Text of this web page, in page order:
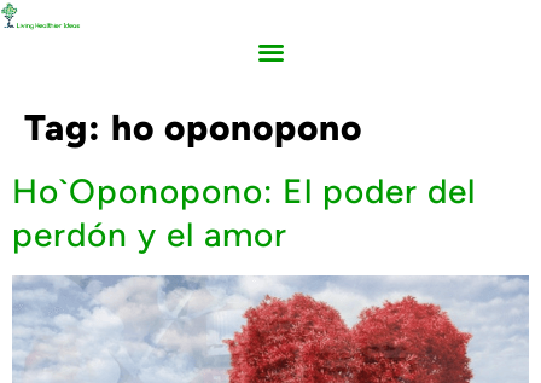
Tag: ho oponopono
Ho`Oponopono: El poder del
perdón y el amor